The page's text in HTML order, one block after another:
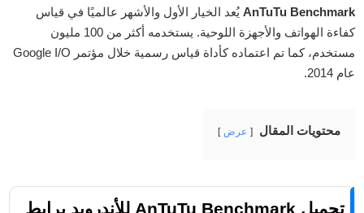
AnTuTu Benchmark يُعد الخيار الأول والأشهر عالميًا في قياس
كفاءة الهواتف والأجهزة اللوحية. يستخدمه أكثر من 100 مليون
مستخدم، كما تم اعتماده كأداة قياس رسمية خلال مؤتمر Google I/O
عام 2014.
محتويات المقال عرض
تحميل AnTuTu Benchmark للأندرويد برابط